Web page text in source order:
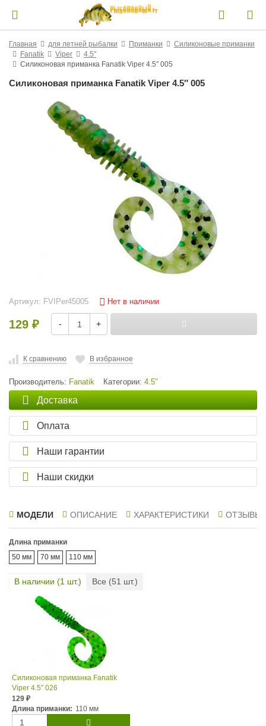
Главная для летней рыбалки Приманки
Силиконовые приманки
Fanatik
Viper
4.5″
Силиконовая приманка Fanatik Viper 4.5″ 005
Силиконовая приманка Fanatik Viper 4.5″ 005
Артикул: FVIPer45005 Нет в наличии
129 ₽ - +
К сравнению В избранное
Производитель: Fanatik Категории: 4.5″
Доставка
Оплата
Наши гарантии
Наши скидки
МОДЕЛИ ОПИСАНИЕ ХАРАКТЕРИСТИКИ ОТЗЫВЫ
Длина приманки
50 мм
70 мм 110 мм
В наличии (1 шт.) Все (51 шт.)
Силиконовая приманка Fanatik
Viper 4.5″ 026
129 ₽
Длина приманки: 110 мм